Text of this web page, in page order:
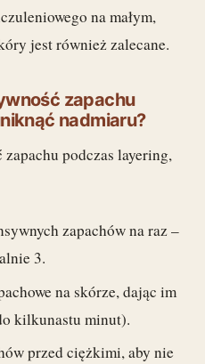
na małym,
jest również zalecane.
zapachu
nadmiaru?
podczas layering,
zapachów na raz –
3.
na skórze, dając im
kilkunastu minut).
przed ciężkimi, aby nie